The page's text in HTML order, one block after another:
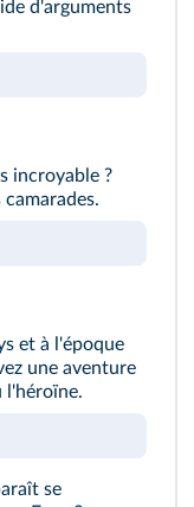
d'arguments
incroyable ?
et à l'époque
une aventure
l'héroïne.
se